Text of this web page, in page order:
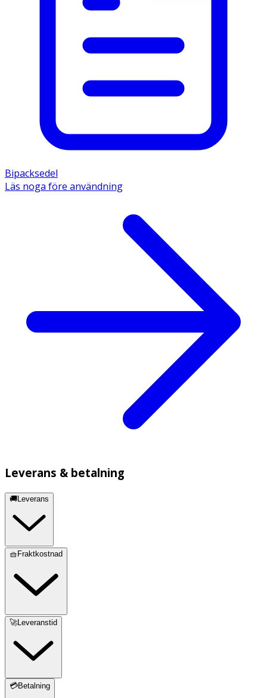
Bipacksedel
Läs noga före användning
Leverans & betalning
🚚Leverans
🧺Fraktkostnad
🚀Leveranstid
💳Betalning